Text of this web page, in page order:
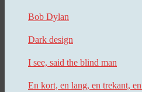
Bob Dylan
Dark design
I see, said the blind man
En kort, en lang, en trekant,